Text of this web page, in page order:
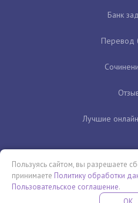
Банк
Перевод
Лучшие
Бесплатная летняя
Пользуясь сайтом, вы разрешаете
принимаете Политику обработки
Пользовательское соглашение.